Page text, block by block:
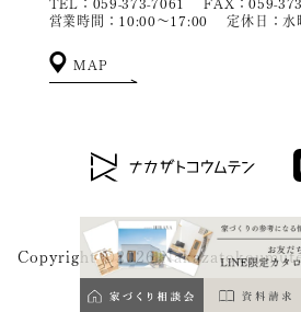
TEL：059-373-7061
FAX：059-
営業時間：10:00～17:00
定休日：水
MAP
Copyright ©2026